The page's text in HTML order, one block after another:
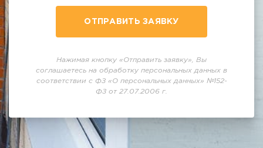
ОТПРАВИТЬ ЗАЯВКУ
Нажимая кнопку «Отправить заявку», Вы
соглашаетесь на обработку персональных данных в
соответствии с ФЗ «О персональных данных» №152-
ФЗ от 27.07.2006 г.